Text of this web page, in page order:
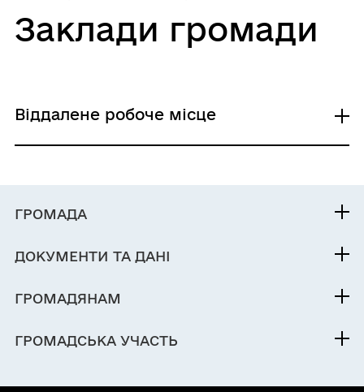
Заклади громади
Віддалене робоче місце
ГРОМАДА
Паспорт громади
ДОКУМЕНТИ ТА ДАНІ
ГРОМАДЯНАМ
Чат-бот «СВОЇ»
ГРОМАДСЬКА УЧАСТЬ